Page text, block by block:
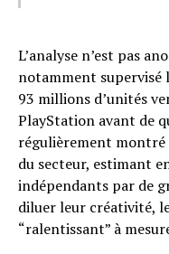
L’analyse n’est pas
notamment supervisé
93 millions d’unités
PlayStation avant de
régulièrement
du secteur, estimant
indépendants par de
diluer leur créativité,
“ralentissant” à